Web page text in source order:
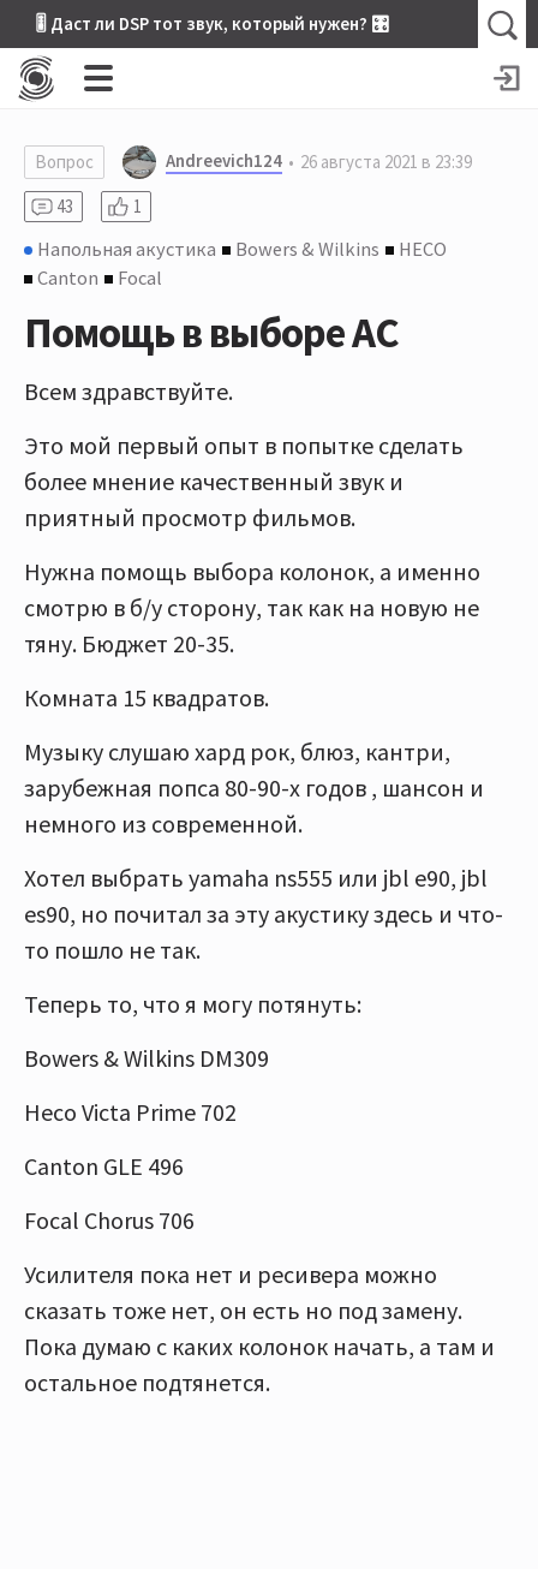
🎚 Даст ли DSP тот звук, который нужен? 🎛
Вопрос Andreevich124
26 августа 2021 в 23:39
43
1
Напольная акустика Bowers & Wilkins
HECO
Canton
Focal
Помощь в выборе АС
Всем здравствуйте.
Это мой первый опыт в попытке сделать
более мнение качественный звук и
приятный просмотр фильмов.
Нужна помощь выбора колонок, а именно
смотрю в б/у сторону, так как на новую не
тяну. Бюджет 20-35.
Комната 15 квадратов.
Музыку слушаю хард рок, блюз, кантри,
зарубежная попса 80-90-х годов , шансон и
немного из современной.
Хотел выбрать yamaha ns555 или jbl e90, jbl
es90, но почитал за эту акустику здесь и что-
то пошло не так.
Теперь то, что я могу потянуть:
Bowers & Wilkins DM309
Heco Victa Prime 702
Canton GLE 496
Focal Chorus 706
Усилителя пока нет и ресивера можно
сказать тоже нет, он есть но под замену.
Пока думаю с каких колонок начать, а там и
остальное подтянется.